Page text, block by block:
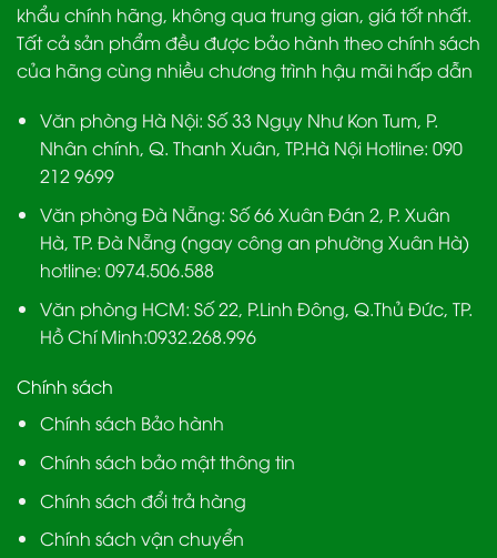
khẩu chính hãng, không qua trung gian, giá tốt nhất.
Tất cả sản phẩm đều được bảo hành theo chính sách
của hãng cùng nhiều chương trình hậu mãi hấp dẫn
Văn phòng Hà Nội: Số 33 Ngụy Như Kon Tum, P.
Nhân chính, Q. Thanh Xuân, TP.Hà Nội Hotline: 090
212 9699
Văn phòng Đà Nẵng: Số 66 Xuân Đán 2, P. Xuân
Hà, TP. Đà Nẵng (ngay công an phường Xuân Hà)
hotline: 0974.506.588
Văn phòng HCM: Số 22, P.Linh Đông, Q.Thủ Đức, TP.
Hồ Chí Minh:0932.268.996
Chính sách
Chính sách Bảo hành
Chính sách bảo mật thông tin
Chính sách đổi trả hàng
Chính sách vận chuyển